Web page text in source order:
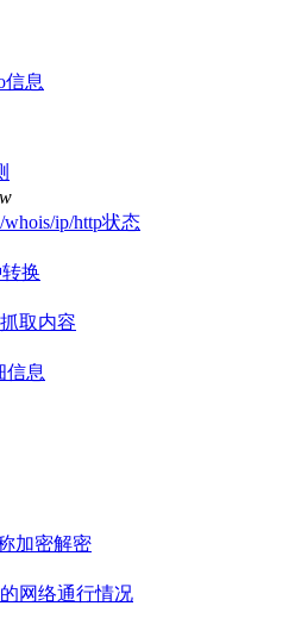
信息
ip/http状态
换
取内容
信息
加密解密
网络通行情况